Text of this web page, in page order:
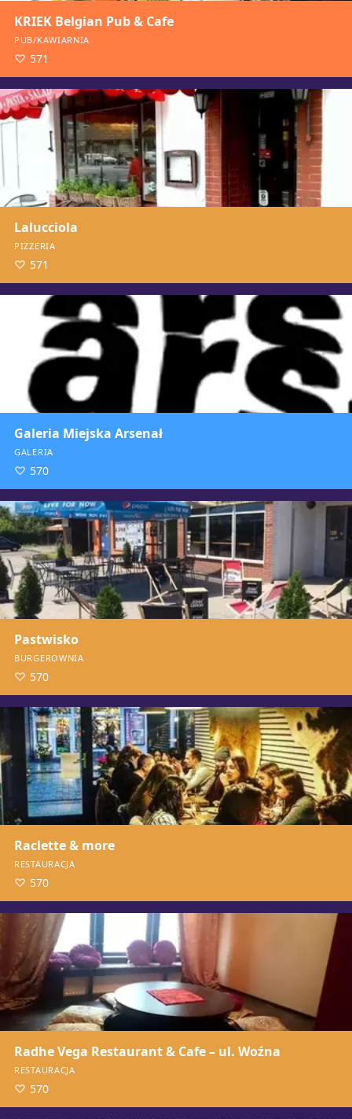
KRIEK Belgian Pub & Cafe
PUB/KAWIARNIA
571
Lalucciola
PIZZERIA
571
Galeria Miejska Arsenał
GALERIA
570
Pastwisko
BURGEROWNIA
570
Raclette & more
RESTAURACJA
570
Radhe Vega Restaurant & Cafe – ul. Woźna
RESTAURACJA
570